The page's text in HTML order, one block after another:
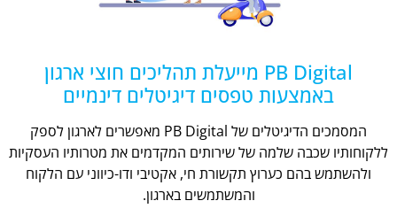
PB Digital מייעלת תהליכים חוצי ארגון
באמצעות טפסים דיגיטלים דינמיים
המסמכים הדיגיטלים של PB Digital מאפשרים לארגון לספק
ללקוחותיו שכבה שלמה של שירותים המקדמים את מטרותיו העסקיות
ולהשתמש בהם כערוץ תקשורת חי, אקטיבי ודו-כיווני עם הלקוח
והמשתמשים בארגון.